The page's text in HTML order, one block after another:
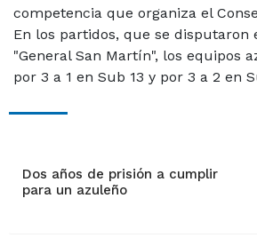
competencia que organiza el
En los partidos, que se disputaron
"General San Martín", los equipos
por 3 a 1 en Sub 13 y por 3 a 2 en
Dos años de prisión a cumplir
para un azuleño